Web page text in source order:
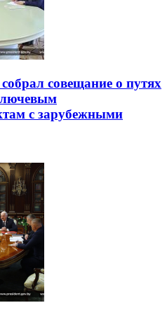
совещание о путях
с зарубежными